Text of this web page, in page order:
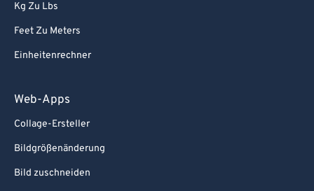
Kg Zu Lbs
Feet Zu Meters
Einheitenrechner
Web-Apps
Collage-Ersteller
Bildgrößenänderung
Bild zuschneiden